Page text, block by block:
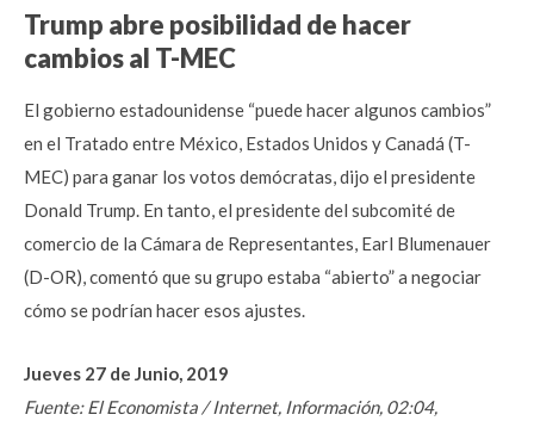
Trump abre posibilidad de hacer
cambios al T-MEC
El gobierno estadounidense “puede hacer algunos cambios”
en el Tratado entre México, Estados Unidos y Canadá (T-
MEC) para ganar los votos demócratas, dijo el presidente
Donald Trump. En tanto, el presidente del subcomité de
comercio de la Cámara de Representantes, Earl Blumenauer
(D-OR), comentó que su grupo estaba “abierto” a negociar
cómo se podrían hacer esos ajustes.
Jueves 27 de Junio, 2019
Fuente: El Economista / Internet, Información, 02:04,